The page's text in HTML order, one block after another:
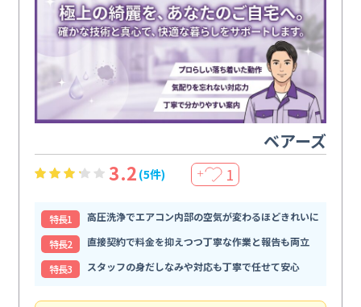
ベアーズ
3.2 (5件) ＋ 1
特⻑1
高圧洗浄でエアコン内部の空気が変わるほどきれいに
特⻑2
直接契約で料金を抑えつつ丁寧な作業と報告も両立
特⻑3
スタッフの身だしなみや対応も丁寧で任せて安心